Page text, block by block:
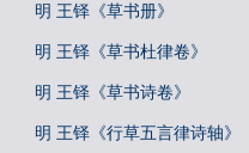
明 王铎《草书册》
明 王铎《草书杜律卷》
明 王铎《草书诗卷》
明 王铎《行草五言律诗轴》